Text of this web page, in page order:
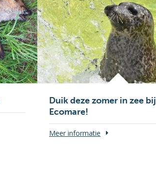
Duik deze zomer in zee bij
Ecomare!
Meer informatie